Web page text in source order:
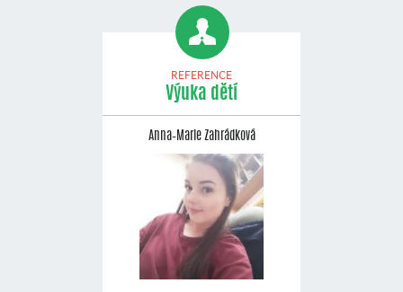
REFERENCE
Výuka dětí
Anna–Marie Zahrádková